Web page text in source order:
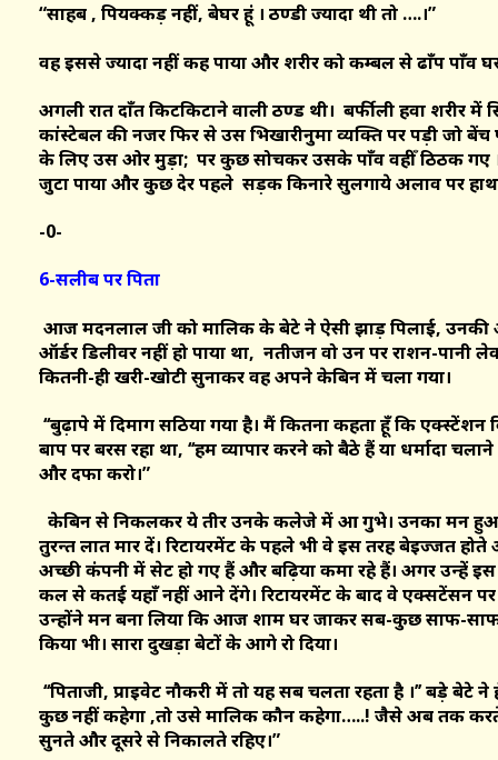
“साहब , पियक्कड़ नहीं, बेघर हूं । ठण्डी ज्यादा थी तो ….।”
वह इससे ज्यादा नहीं कह पाया और शरीर को कम्बल से ढाँप पाँव
अगली रात दाँत किटकिटाने वाली ठण्ड थी। बर्फीली हवा शरीर में
कांस्टेबल की नजर फिर से उस भिखारीनुमा व्यक्ति पर पड़ी जो बेंच
के लिए उस ओर मुड़ा; पर कुछ सोचकर उसके पाँव वहीँ ठिठक गए
जुटा पाया और कुछ देर पहले सड़क किनारे सुलगाये अलाव पर
-0-
6-सलीब पर पिता
आज मदनलाल जी को मालिक के बेटे ने ऐसी झाड़ पिलाई, उनकी
ऑर्डर डिलीवर नहीं हो पाया था, नतीजन वो उन पर राशन-पानी
कितनी-ही खरी-खोटी सुनाकर वह अपने केबिन में चला गया।
‘‘बुढ़ापे में दिमाग सठिया गया है। मैं कितना कहता हूँ कि एक्स्टेंशन
बाप पर बरस रहा था, ‘‘हम व्यापार करने को बैठे हैं या धर्मादा
और दफा करो।”
केबिन से निकलकर ये तीर उनके कलेजे में आ गुभे। उनका मन हुआ
तुरन्त लात मार दें। रिटायरमेंट के पहले भी वे इस तरह बेइज्जत
अच्छी कंपनी में सेट हो गए हैं और बढ़िया कमा रहे हैं। अगर उन्हें
कल से कतई यहाँ नहीं आने देंगे। रिटायरमेंट के बाद वे एक्सटेंसन
उन्होंने मन बना लिया कि आज शाम घर जाकर सब-कुछ साफ-
किया भी। सारा दुखड़ा बेटों के आगे रो दिया।
‘‘पिताजी, प्राइवेट नौकरी में तो यह सब चलता रहता है ।’’ बड़े बेटे
कुछ नहीं कहेगा ,तो उसे मालिक कौन कहेगा…..! जैसे अब तक
सुनते और दूसरे से निकालते रहिए।”